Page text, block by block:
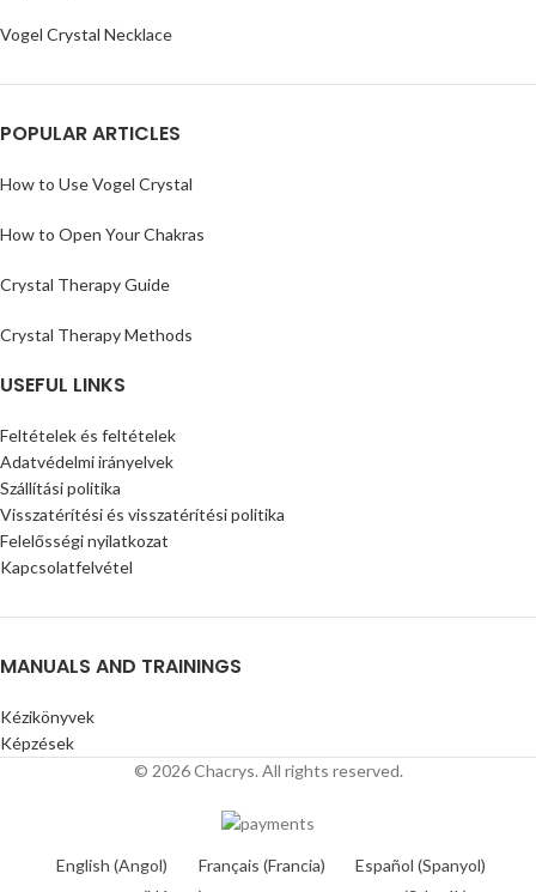
Vogel Crystal Necklace
POPULAR ARTICLES
How to Use Vogel Crystal
How to Open Your Chakras
Crystal Therapy Guide
Crystal Therapy Methods
USEFUL LINKS
Feltételek és feltételek
Adatvédelmi irányelvek
Szállítási politika
Visszatérítési és visszatérítési politika
Felelősségi nyilatkozat
Kapcsolatfelvétel
MANUALS AND TRAININGS
Kézikönyvek
Képzések
© 2026 Chacrys. All rights reserved.
English (Angol) Français (Francia) Español (Spanyol)